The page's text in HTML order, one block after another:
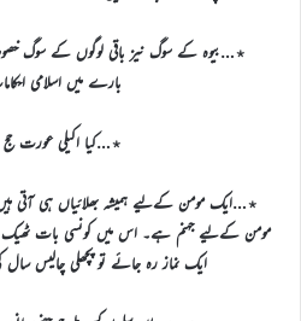
٭…بیوہ کے سوگ نیز باقی لوگوں کے سوگ
بارے میں اسلامی
٭…کیا اکیلی عورت
٭…ایک مومن کےلیے ہمیشہ بھلائیاں ہی آتی
مومن کےلیے جہنم ہے۔ اس میں کونسی بات ٹھیک
ایک نماز رہ جائے تو پچھلی چالیس سال